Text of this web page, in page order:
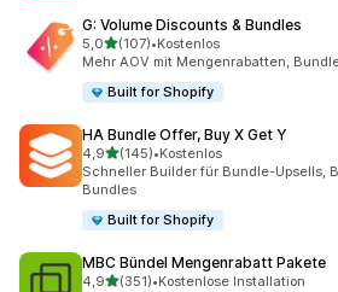
G: Volume Discounts & Bundles
5,0von 5 Sternen
(107)
107 Rezensionen insgesamt
•Kostenlos
Mehr AOV mit Mengenrabatten,
Built for Shopify
HA Bundle Offer, Buy X Get Y
4,9von 5 Sternen
(145)
145 Rezensionen insgesamt
•Kostenlos
Schneller Builder für Bundle-Upsells,
Bundles
Built for Shopify
MBC Bündel Mengenrabatt Pakete
4,9von 5 Sternen
(351)
351 Rezensionen insgesamt
•Kostenlose Installation